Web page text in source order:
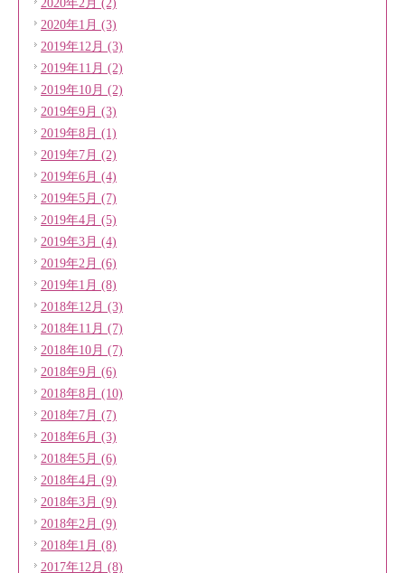
2020年1月 (3)
2019年12月 (3)
2019年11月 (2)
2019年10月 (2)
2019年9月 (3)
2019年8月 (1)
2019年7月 (2)
2019年6月 (4)
2019年5月 (7)
2019年4月 (5)
2019年3月 (4)
2019年2月 (6)
2019年1月 (8)
2018年12月 (3)
2018年11月 (7)
2018年10月 (7)
2018年9月 (6)
2018年8月 (10)
2018年7月 (7)
2018年6月 (3)
2018年5月 (6)
2018年4月 (9)
2018年3月 (9)
2018年2月 (9)
2018年1月 (8)
2017年12月 (8)